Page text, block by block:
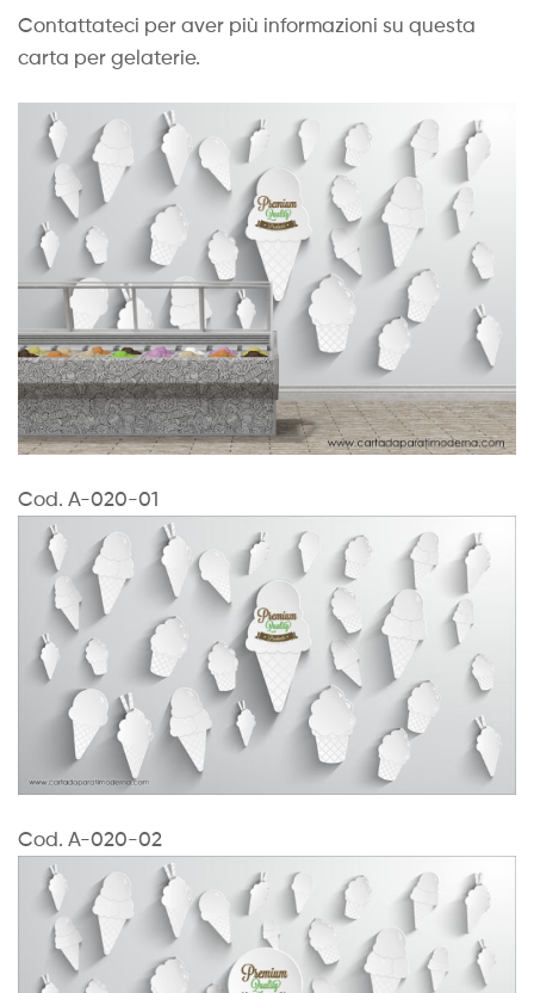
Contattateci per aver più informazioni su questa
carta per gelaterie.
Cod. A-020-01
Cod. A-020-02